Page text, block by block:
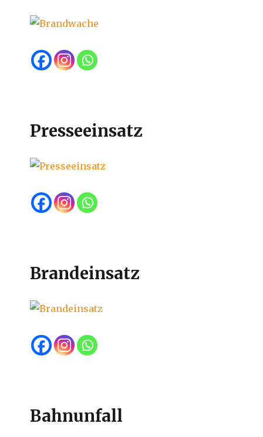
Presseeinsatz
Brandeinsatz
Bahnunfall